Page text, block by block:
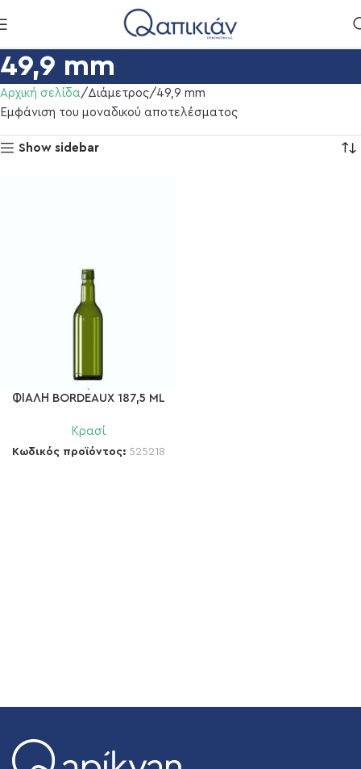
49,9 mm
Αρχική σελίδα Διάμετρος
49,9 mm
Εμφάνιση του μοναδικού αποτελέσματος
Show sidebar
ΦΙΑΛΗ BORDEAUX 187,5 ML
Κρασί
Κωδικός προϊόντος: 525218